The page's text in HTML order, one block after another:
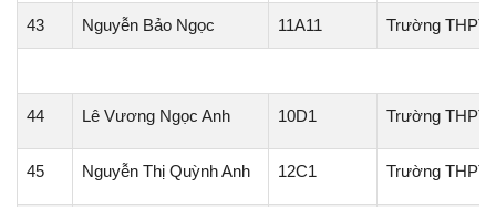
43 Nguyễn Bảo Ngọc 11A11 Trường THPT
44 Lê Vương Ngọc Anh 10D1 Trường THPT
45 Nguyễn Thị Quỳnh Anh 12C1 Trường THPT